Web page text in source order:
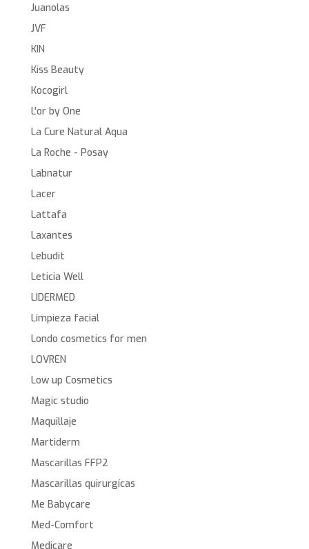
Juanolas
JVF
KIN
Kiss Beauty
Kocogirl
L'or by One
La Cure Natural Aqua
La Roche - Posay
Labnatur
Lacer
Lattafa
Laxantes
Lebudit
Leticia Well
LIDERMED
Limpieza facial
Londo cosmetics for men
LOVREN
Low up Cosmetics
Magic studio
Maquillaje
Martiderm
Mascarillas FFP2
Mascarillas quirurgícas
Me Babycare
Med-Comfort
Medicare